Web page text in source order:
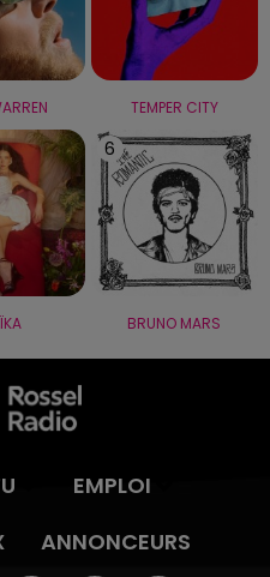
TEMPER CITY
6
BRUNO MARS
EMPLOI
ANNONCEURS